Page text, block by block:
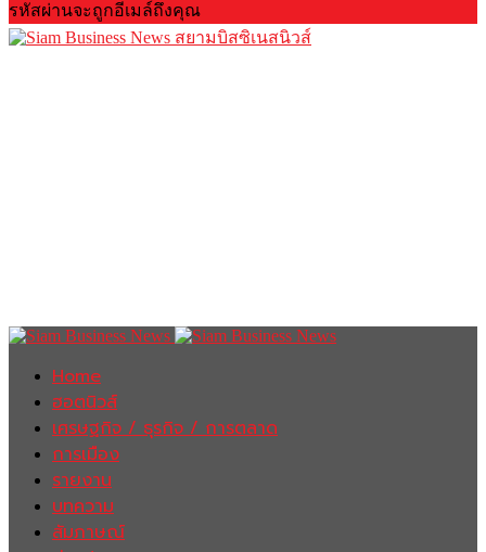
รหัสผ่านจะถูกอีเมล์ถึงคุณ
สยามบิสซิเนสนิวส์
Home
ฮอตนิวส์
เศรษฐกิจ / ธุรกิจ / การตลาด
การเมือง
รายงาน
บทความ
สัมภาษณ์